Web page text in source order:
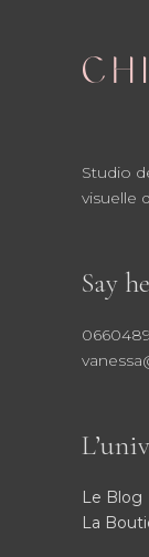
Studio
visuelle
Say
Le Blog
La